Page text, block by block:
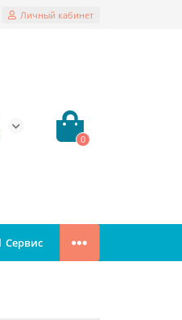
Личный кабинет
0
Сервис